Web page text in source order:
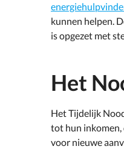
kunnen helpen.
is opgezet met
Het
Het Tijdelijk
tot hun inkomen,
voor nieuwe